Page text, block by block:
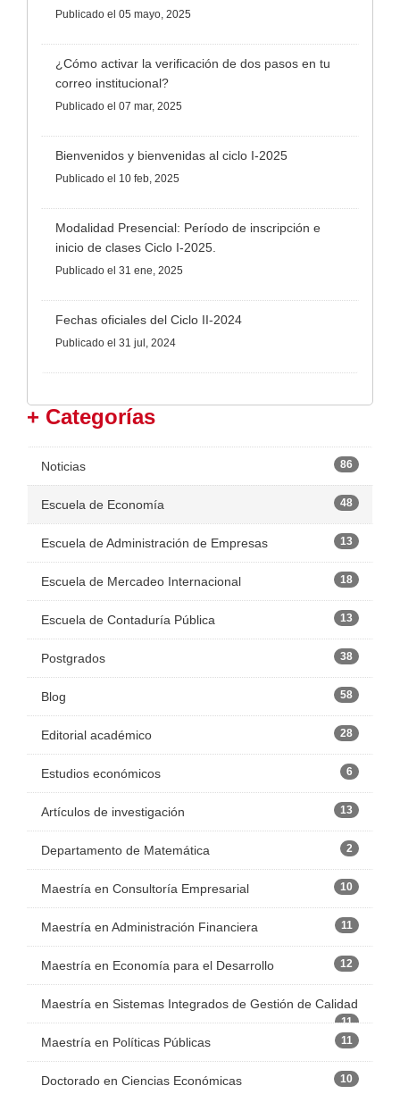
Publicado el 05 mayo, 2025
¿Cómo activar la verificación de dos pasos en tu
correo institucional?
Publicado el 07 mar, 2025
Bienvenidos y bienvenidas al ciclo I-2025
Publicado el 10 feb, 2025
Modalidad Presencial: Período de inscripción e
inicio de clases Ciclo I-2025.
Publicado el 31 ene, 2025
Fechas oficiales del Ciclo II-2024
Publicado el 31 jul, 2024
+ Categorías
Noticias 86
Escuela de Economía 48
Escuela de Administración de Empresas 13
Escuela de Mercadeo Internacional 18
Escuela de Contaduría Pública 13
Postgrados 38
Blog 58
Editorial académico 28
Estudios económicos 6
Artículos de investigación 13
Departamento de Matemática 2
Maestría en Consultoría Empresarial 10
Maestría en Administración Financiera 11
Maestría en Economía para el Desarrollo 12
Maestría en Sistemas Integrados de Gestión de Calidad
11
Maestría en Políticas Públicas 11
Doctorado en Ciencias Económicas 10